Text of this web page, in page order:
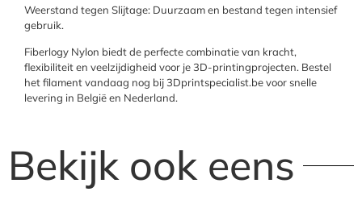
Weerstand tegen Slijtage: Duurzaam en bestand tegen intensief
gebruik.
Fiberlogy Nylon biedt de perfecte combinatie van kracht,
flexibiliteit en veelzijdigheid voor je 3D-printingprojecten. Bestel
het filament vandaag nog bij 3Dprintspecialist.be voor snelle
levering in België en Nederland.
Bekijk ook eens